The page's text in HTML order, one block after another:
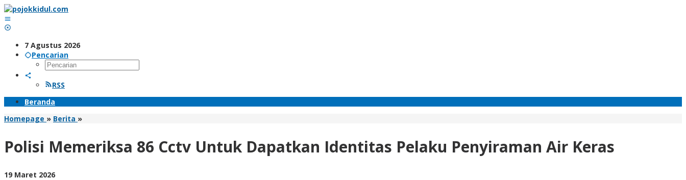
Lewati
ke
konten
7 Agustus 2026
Pencarian
RSS
Beranda
Homepage » Berita »Polisi
Cctv
Polisi Memeriksa 86 Cctv Untuk Dapatkan Identitas Pelaku Penyiraman Air Keras
19 Maret 2026oleh